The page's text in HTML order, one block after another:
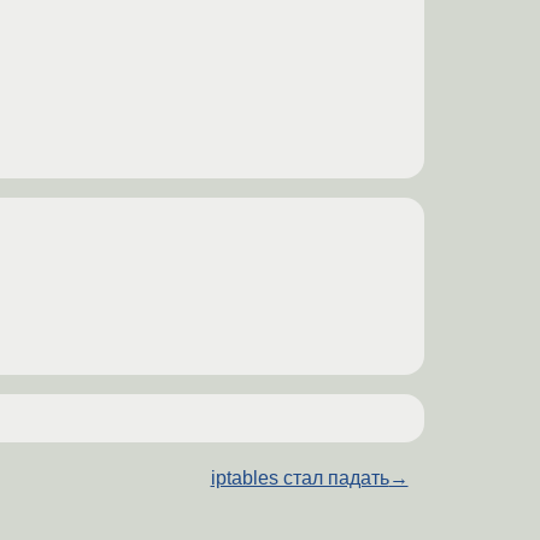
iptables стал падать→